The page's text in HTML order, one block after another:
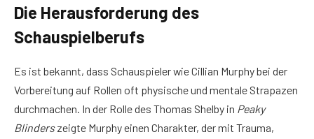
Die Herausforderung des
Schauspielberufs
Es ist bekannt, dass Schauspieler wie Cillian Murphy bei der
Vorbereitung auf Rollen oft physische und mentale Strapazen
durchmachen. In der Rolle des Thomas Shelby in Peaky
Blinderszeigte Murphy einen Charakter, der mit Trauma,